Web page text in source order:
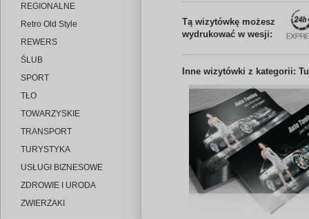
REGIONALNE
Retro Old Style
REWERS
ŚLUB
SPORT
TŁO
TOWARZYSKIE
TRANSPORT
TURYSTYKA
USŁUGI BIZNESOWE
ZDROWIE I URODA
ZWIERZAKI
Tą wizytówkę możesz
wydrukować w wesji:
Inne wizytówki z kategorii: